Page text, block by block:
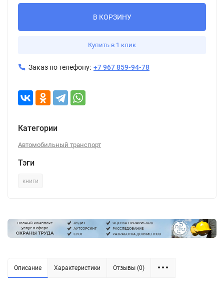
В КОРЗИНУ
Купить в 1 клик
Заказ по телефону: +7 967 859-94-78
Категории
Автомобильный транспорт
Тэги
книги
Описание Характеристики Отзывы (0)